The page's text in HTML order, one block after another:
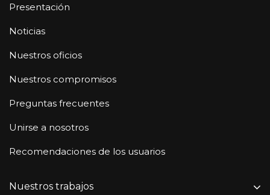
Presentación
Noticias
Nuestros oficios
Nuestros compromisos
Preguntas frecuentes
Unirse a nosotros
Recomendaciones de los usuarios
Nuestros trabajos